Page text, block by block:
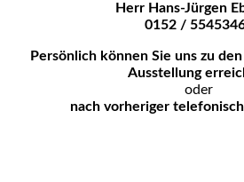
Herr Hans-Jürgen
0152 /
Persönlich können Sie uns zu den
Ausstellung
oder
nach vorheriger